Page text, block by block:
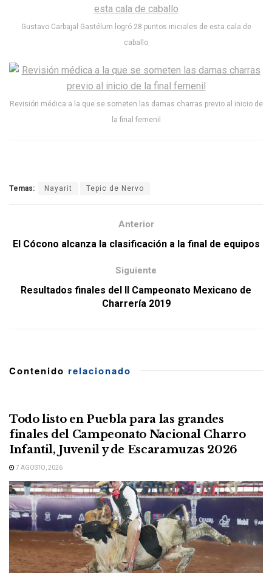
Gustavo Carbajal Gastélum logró 28 puntos iniciales de esta cala de
caballo
Revisión médica a la que se someten las damas charras previo al inicio de
la final femenil
Temas: Nayarit Tepic de Nervo
Anterior
El Cócono alcanza la clasificación a la final de equipos
Siguiente
Resultados finales del II Campeonato Mexicano de
Charrería 2019
Contenido relacionado
Todo listo en Puebla para las grandes
finales del Campeonato Nacional Charro
Infantil, Juvenil y de Escaramuzas 2026
7 AGOSTO, 2026